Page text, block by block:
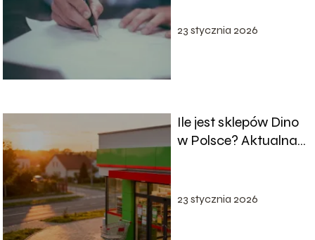
23 stycznia 2026
Ile jest sklepów Dino
w Polsce? Aktualna
23 stycznia 2026